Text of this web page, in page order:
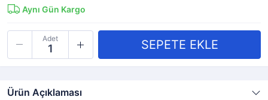
Aynı Gün Kargo
Adet
Ürün Açıklaması